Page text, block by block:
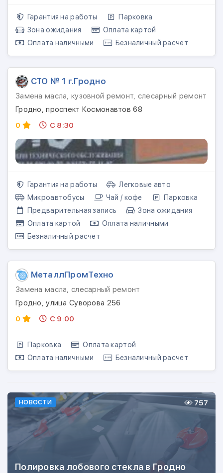
Гарантия на работы
Парковка
Зона ожидания
Оплата картой
Оплата наличными
Безналичный расчет
СТО № 1 г.Гродно
Замена масла, кузовной ремонт, слесарный ремонт
Гродно, проспект Космонавтов 68
0
С 8:30
Гарантия на работы
Легковые авто
Микроавтобусы
Чай / кофе
Парковка
Предварительная запись
Зона ожидания
Оплата картой
Оплата наличными
Безналичный расчет
МеталлПромТехно
Замена масла, слесарный ремонт
Гродно, улица Суворова 256
0
С 9:00
Парковка
Оплата картой
Оплата наличными
Безналичный расчет
НОВОСТИ
Полировка лобового стекла в Гродно
757